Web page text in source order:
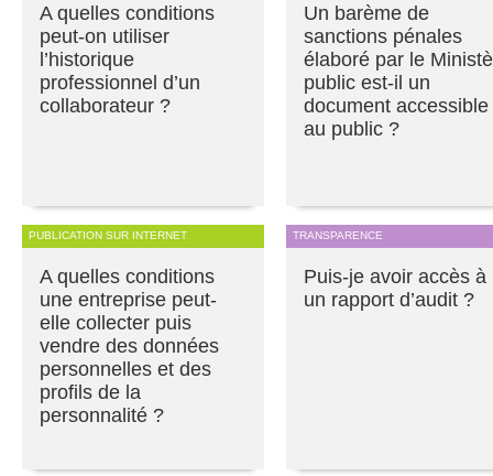
A quelles conditions
peut-on utiliser
l’historique
professionnel d’un
collaborateur ?
Un barème de
sanctions pénales
élaboré par le
public est-il un
document accessible
au public ?
PUBLICATION SUR INTERNET
A quelles conditions
une entreprise peut-
elle collecter puis
vendre des données
personnelles et des
profils de la
personnalité ?
TRANSPARENCE
Puis-je avoir accès à
un rapport d’audit ?